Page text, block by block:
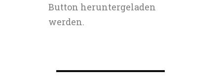
Button heruntergeladen
werden.